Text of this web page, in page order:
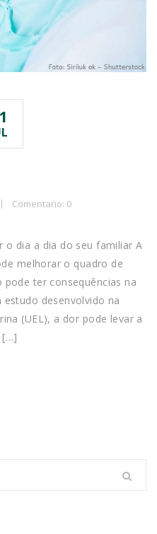
Comentario: 0
o dia a dia do seu familiar A
melhorar o quadro de
ter consequências na
estudo desenvolvido na
(UEL), a dor pode levar a
[…]